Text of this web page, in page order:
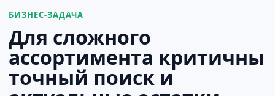
БИЗНЕС-ЗАДАЧА
Для сложного
ассортимента критичны
точный поиск и